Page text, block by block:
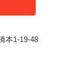
本1-19-48